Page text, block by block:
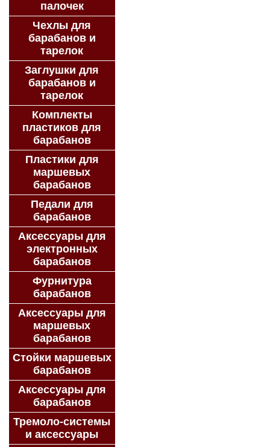
палочек
Чехлы для
барабанов и
тарелок
Заглушки для
барабанов и
тарелок
Комплекты
пластиков для
барабанов
Пластики для
маршевых
барабанов
Педали для
барабанов
Аксессуары для
электронных
барабанов
Фурнитура
барабанов
Аксессуары для
маршевых
барабанов
Стойки маршевых
барабанов
Аксессуары для
барабанов
Тремоло-системы
и аксессуары